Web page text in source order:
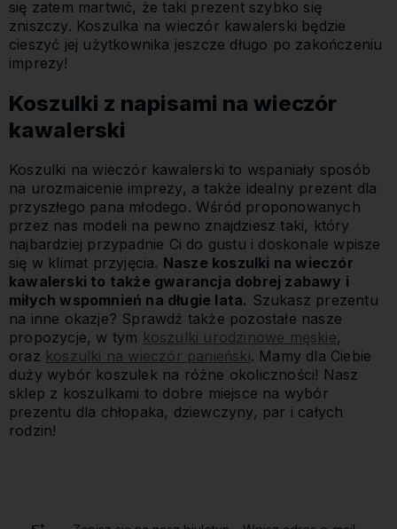
się zatem martwić, że taki prezent szybko się
zniszczy. Koszulka na wieczór kawalerski będzie
cieszyć jej użytkownika jeszcze długo po zakończeniu
imprezy!
Koszulki z napisami na wieczór
kawalerski
Koszulki na wieczór kawalerski to wspaniały sposób
na urozmaicenie imprezy, a także idealny prezent dla
przyszłego pana młodego. Wśród proponowanych
przez nas modeli na pewno znajdziesz taki, który
najbardziej przypadnie Ci do gustu i doskonale wpisze
się w klimat przyjęcia. Nasze koszulki na wieczór
kawalerski to także gwarancja dobrej zabawy i
miłych wspomnień na długie lata. Szukasz prezentu
na inne okazje? Sprawdź także pozostałe nasze
propozycje, w tym koszulki urodzinowe męskie,
oraz koszulki na wieczór panieński. Mamy dla Ciebie
duży wybór koszulek na różne okoliczności! Nasz
sklep z koszulkami to dobre miejsce na wybór
prezentu dla chłopaka, dziewczyny, par i całych
rodzin!